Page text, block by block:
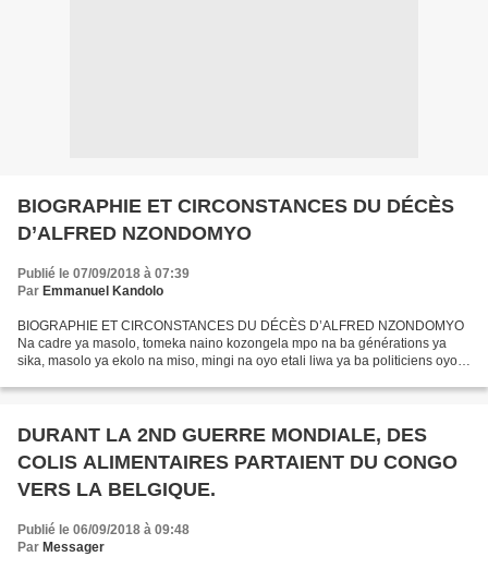
BIOGRAPHIE ET CIRCONSTANCES DU DÉCÈS
D’ALFRED NZONDOMYO
Publié le 07/09/2018 à 07:39
Par Emmanuel Kandolo
BIOGRAPHIE ET CIRCONSTANCES DU DÉCÈS D’ALFRED NZONDOMYO
Na cadre ya masolo, tomeka naino kozongela mpo na ba générations ya
sika, masolo ya ekolo na miso, mingi na oyo etali liwa ya ba politiciens oyo e
DURANT LA 2ND GUERRE MONDIALE, DES
COLIS ALIMENTAIRES PARTAIENT DU CONGO
VERS LA BELGIQUE.
Publié le 06/09/2018 à 09:48
Par Messager